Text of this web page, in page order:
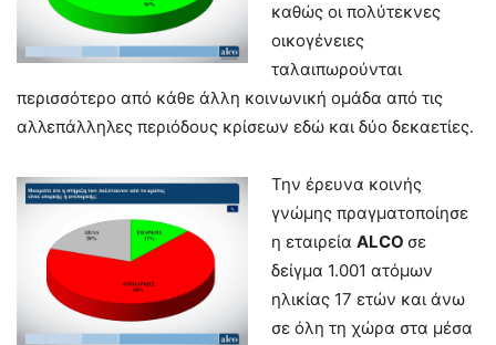
καθώς οι πολύτεκνες
οικογένειες
ταλαιπωρούνται
περισσότερο από κάθε άλλη κοινωνική ομάδα από τις
αλλεπάλληλες περιόδους κρίσεων εδώ και δύο δεκαετίες.
Την έρευνα κοινής
γνώμης πραγματοποίησε
η εταιρεία ALCO σε
δείγμα 1.001 ατόμων
ηλικίας 17 ετών και άνω
σε όλη τη χώρα στα μέσα